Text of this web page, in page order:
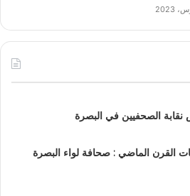
الصحفيين في البصرة
القرن الماضي : صحافة لواء البصرة